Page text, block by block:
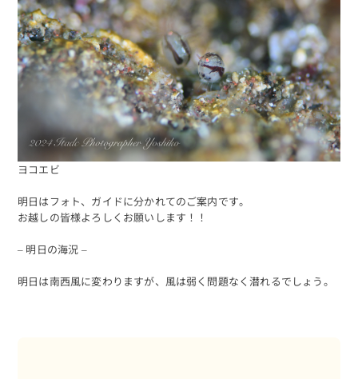
ヨコエビ
明日はフォト、ガイドに分かれてのご案内です。
お越しの皆様よろしくお願いします！！
– 明日の海況 –
明日は南西風に変わりますが、風は弱く問題なく潜れるでしょう。
海況をチェック 海日記を見る